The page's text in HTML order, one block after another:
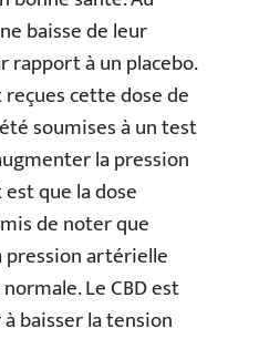
baisse de leur
à un placebo.
cette dose de
soumises à un test
la pression
que la dose
de noter que
pression artérielle
Le CBD est
baisser la tension